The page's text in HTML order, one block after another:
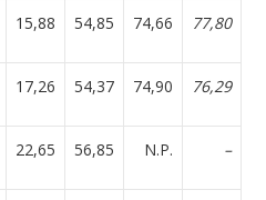
15,88 54,85 74,66 77,80
17,26 54,37 74,90 76,29
22,65 56,85 N.P. –